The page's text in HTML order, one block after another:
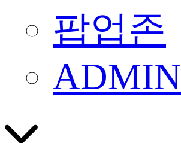
팝업존
ADMIN